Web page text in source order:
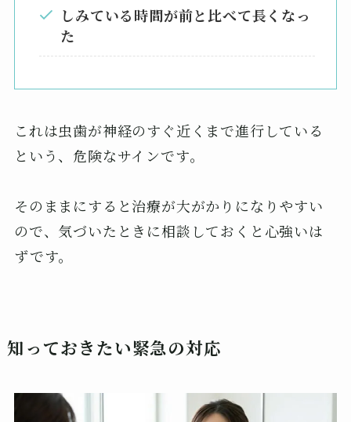
しみている時間が前と比べて長くなっ
た
これは虫歯が神経のすぐ近くまで進行している
という、危険なサインです。
そのままにすると治療が大がかりになりやすい
ので、気づいたときに相談しておくと心強いは
ずです。
知っておきたい緊急の対応